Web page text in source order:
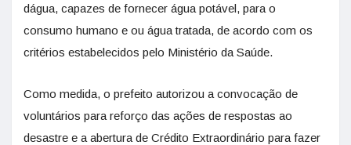
dágua, capazes de fornecer água potável, para o
consumo humano e ou água tratada, de acordo com os
critérios estabelecidos pelo Ministério da Saúde.
Como medida, o prefeito autorizou a convocação de
voluntários para reforço das ações de respostas ao
desastre e a abertura de Crédito Extraordinário para fazer